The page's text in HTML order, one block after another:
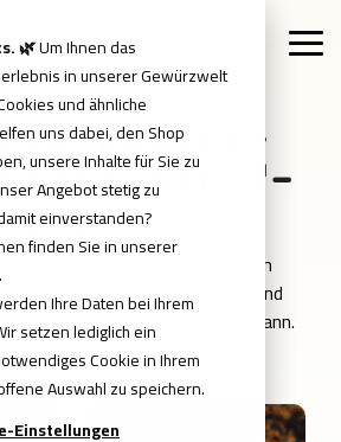
🌿Um Ihnen das
in unserer Gewürzwelt
und ähnliche
uns dabei, den Shop
unsere Inhalte für Sie zu
Angebot stetig zu
einverstanden?
finden Sie in unserer
.
Ihre Daten bei Ihrem
setzen lediglich ein
Cookie in Ihrem
Auswahl zu speichern.
Einstellungen
Gewürz-
mit 7-
und Wissensformat in kleinem
kulinarischer Begleitung und
durch Patrick Eisermann.